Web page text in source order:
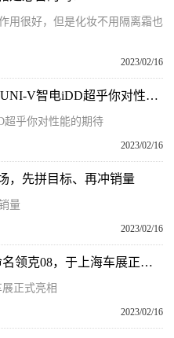
用很好，但是化妆不用隔离霜也
2023/02/16
最资讯丨高端电混轿跑新选项 UNI-V智电iDD超乎你对性能的期待
超乎你对性能的期待
2023/02/16
，先拼目标、再冲销量
量
2023/02/16
【环球报资讯】领克DX11将命名领克08，于上海车展正式亮相
正式亮相
2023/02/16